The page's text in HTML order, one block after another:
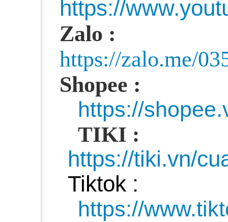
https://
Zalo :
https://zalo.me/
Shopee :
https://
TIKI :
https://tiki.vn/
Tiktok :
https://